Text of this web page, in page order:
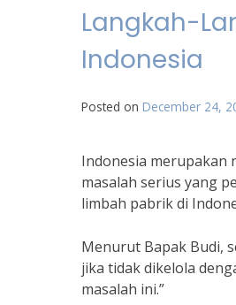
Langkah-
Indonesia
Posted on December 24,
Indonesia merupakan
masalah serius yang
limbah pabrik di
Menurut Bapak Budi,
jika tidak dikelola
masalah ini.”